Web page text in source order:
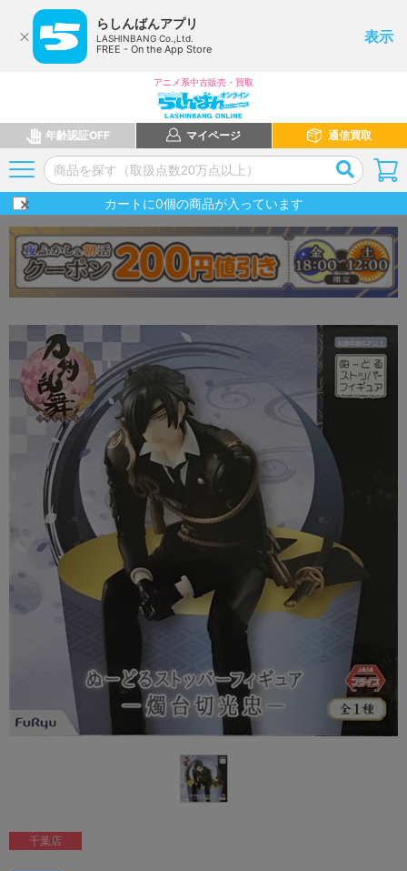
らしんばんアプリ
LASHINBANG Co.,Ltd.
FREE - On the App Store
表示
アニメ系中古販売・買取
年齢認証OFF マイページ 通信買取
カートに0個の商品が入っています
千葉店